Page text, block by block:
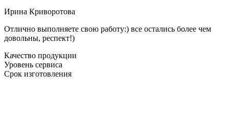
Ирина Криворотова
Отлично выполняете свою работу:) все остались более чем
довольны, респект!)
Качество продукции
Уровень сервиса
Срок изготовления